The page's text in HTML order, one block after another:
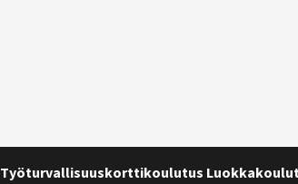
Työturvallisuuskorttikoulutus